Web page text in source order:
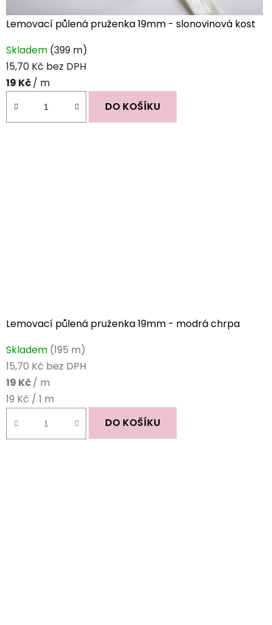
Lemovací půlená pruženka 19mm - slonovinová kost
Skladem (399 m)
15,70 Kč bez DPH
19 Kč/ m
DO KOŠÍKU
Lemovací půlená pruženka 19mm - modrá chrpa
Skladem (195 m)
15,70 Kč bez DPH
19 Kč/ m
Měrná
19 Kč / 1 m
DO KOŠÍKU